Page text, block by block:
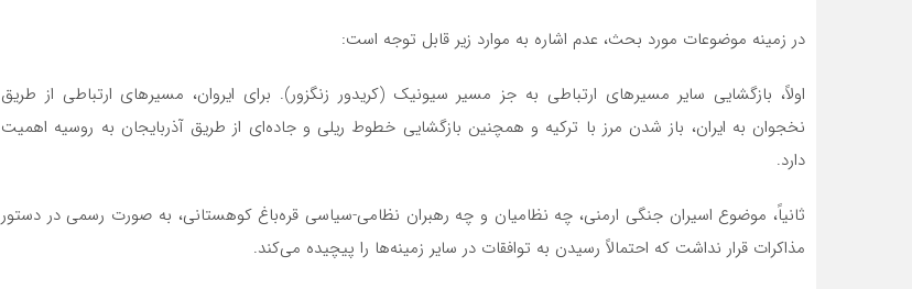
در زمینه موضوعات مورد بحث، عدم اشاره به موارد زیر قابل توجه است:
اولاً، بازگشایی سایر مسیرهای ارتباطی به جز مسیر سیونیک (کریدور زنگزور). برای ایروان، مسیرهای ارتباطی از طریق
نخجوان به ایران، باز شدن مرز با ترکیه و همچنین بازگشایی خطوط ریلی و جاده‌ای از طریق آذربایجان به روسیه اهمیت
دارد.
ثانیاً، موضوع اسیران جنگی ارمنی، چه نظامیان و چه رهبران نظامی-سیاسی قره‌باغ کوهستانی، به صورت رسمی در دستور
مذاکرات قرار نداشت که احتمالاً رسیدن به توافقات در سایر زمینه‌ها را پیچیده می‌کند.